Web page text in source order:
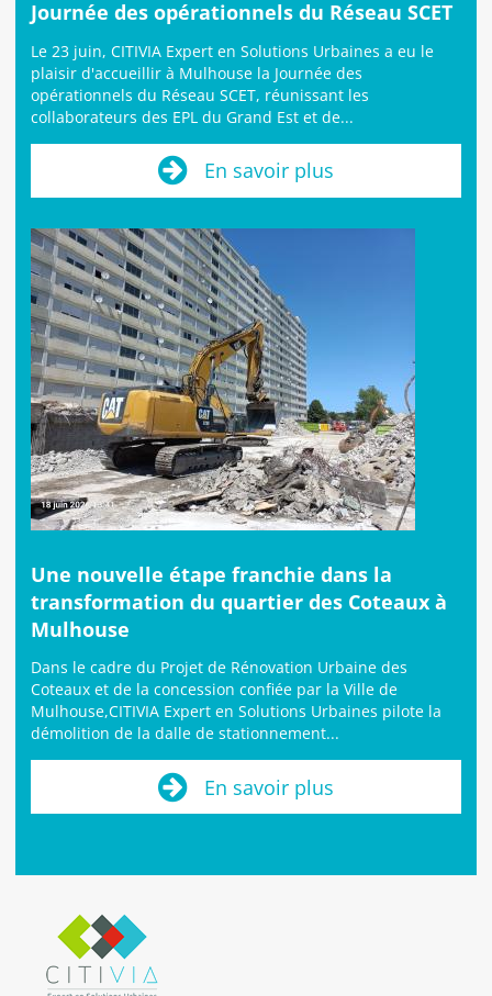
Journée des opérationnels du Réseau SCET
Le 23 juin, CITIVIA Expert en Solutions Urbaines a eu le
plaisir d'accueillir à Mulhouse la Journée des
opérationnels du Réseau SCET, réunissant les
collaborateurs des EPL du Grand Est et de...
En savoir plus
Une nouvelle étape franchie dans la
transformation du quartier des Coteaux à
Mulhouse
Dans le cadre du Projet de Rénovation Urbaine des
Coteaux et de la concession confiée par la Ville de
Mulhouse,CITIVIA Expert en Solutions Urbaines pilote la
démolition de la dalle de stationnement...
En savoir plus